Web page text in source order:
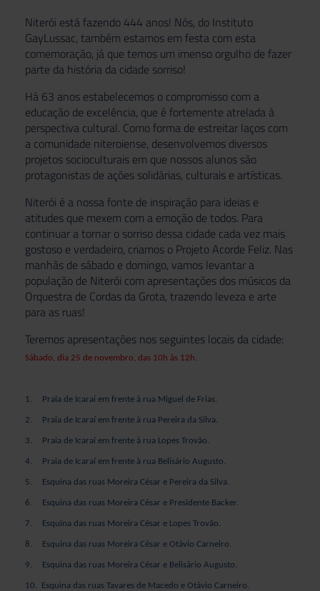
Niterói está fazendo 444 anos! Nós, do Instituto
GayLussac, também estamos em festa com esta
comemoração, já que temos um imenso orgulho de fazer
parte da história da cidade sorriso!
Há 63 anos estabelecemos o compromisso com a
educação de excelência, que é fortemente atrelada à
perspectiva cultural. Como forma de estreitar laços com
a comunidade niteroiense, desenvolvemos diversos
projetos socioculturais em que nossos alunos são
protagonistas de ações solidárias, culturais e artísticas.
Niterói é a nossa fonte de inspiração para ideias e
atitudes que mexem com a emoção de todos. Para
continuar a tornar o sorriso dessa cidade cada vez mais
gostoso e verdadeiro, criamos o Projeto Acorde Feliz. Nas
manhãs de sábado e domingo, vamos levantar a
população de Niterói com apresentações dos músicos da
Orquestra de Cordas da Grota, trazendo leveza e arte
para as ruas!
Teremos apresentações nos seguintes locais da cidade:
Sábado, dia 25 de novembro, das 10h às 12h.
1. Praia de Icaraí em frente à rua Miguel de Frias.
2. Praia de Icaraí em frente à rua Pereira da Silva.
3. Praia de Icaraí em frente à rua Lopes Trovão.
4. Praia de Icaraí em frente à rua Belisário Augusto.
5. Esquina das ruas Moreira César e Pereira da Silva.
6. Esquina das ruas Moreira César e Presidente Backer.
7. Esquina das ruas Moreira César e Lopes Trovão.
8. Esquina das ruas Moreira César e Otávio Carneiro.
9. Esquina das ruas Moreira César e Belisário Augusto.
10. Esquina das ruas Tavares de Macedo e Otávio Carneiro.